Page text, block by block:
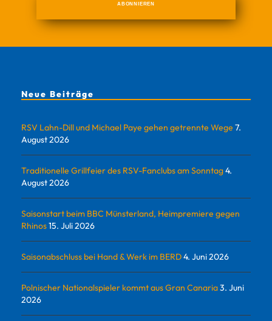
Neue Beiträge
RSV Lahn-Dill und Michael Paye gehen getrennte Wege 7.
August 2026
Traditionelle Grillfeier des RSV-Fanclubs am Sonntag4.
August 2026
Saisonstart beim BBC Münsterland, Heimpremiere gegen
Rhinos15. Juli 2026
Saisonabschluss bei Hand & Werk im BERD4. Juni 2026
Polnischer Nationalspieler kommt aus Gran Canaria3. Juni
2026